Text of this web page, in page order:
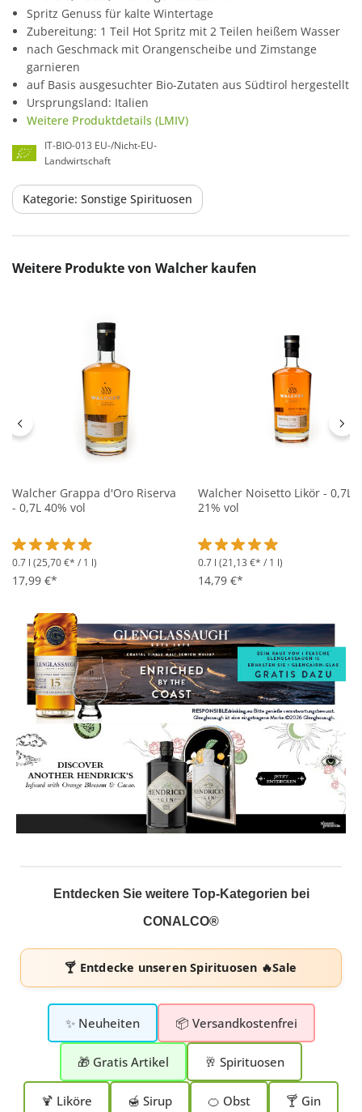
Spritz Genuss für kalte Wintertage
Zubereitung: 1 Teil Hot Spritz mit 2 Teilen heißem Wasser
nach Geschmack mit Orangenscheibe und Zimstange
garnieren
auf Basis ausgesuchter Bio-Zutaten aus Südtirol hergestellt
Ursprungsland: Italien
Weitere Produktdetails (LMIV)
IT-BIO-013 EU-/Nicht-EU-
Landwirtschaft
Kategorie: Sonstige Spirituosen
Produktgalerie überspringen
Weitere Produkte von Walcher kaufen
Walcher Grappa d'Oro Riserva
- 0,7L 40% vol
Durchschnittliche Bewertung von 4.9 von 5 Sternen
0.7 l (25,70 €* / 1 l)
17,99 €*
Walcher Noisetto Likör - 0,7L
21% vol
Durchschnittliche
0.7 l (21,13 €* / 1 l)
14,79 €*
Entdecken Sie weitere Top-Kategorien bei
CONALCO®
🍸 Entdecke unserenSpirituosen 🔥Sale
✨ Neuheiten 📦 Versandkostenfrei
🎁 Gratis Artikel 🥂 Spirituosen
🍹 Liköre 🍯 Sirup 🍊 Obst 🍸 Gin